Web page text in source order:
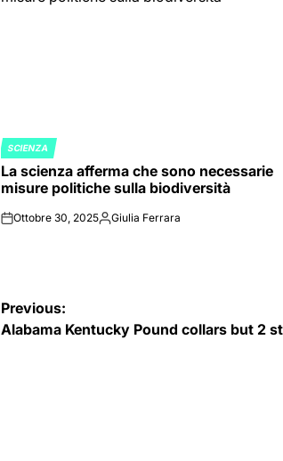
POSTED
IN
SCIENZA
La scienza afferma che sono necessarie
misure politiche sulla biodiversità
onOttobre 30, 2025Posted
Giulia Ferrara
Navigazione
articoli
Previous:
Alabama Kentucky Pound collars but 2